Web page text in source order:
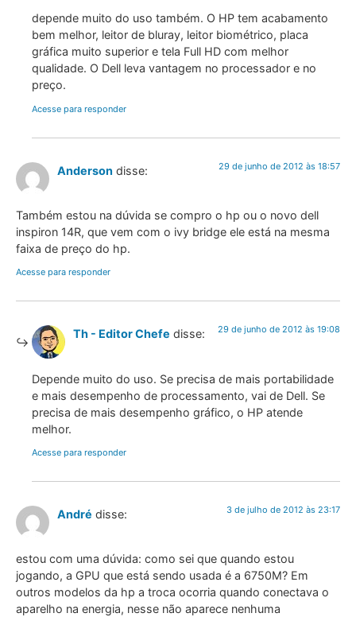
depende muito do uso também. O HP tem acabamento
bem melhor, leitor de bluray, leitor biométrico, placa
gráfica muito superior e tela Full HD com melhor
qualidade. O Dell leva vantagem no processador e no
preço.
Acesse para responder
Anderson disse: 29 de junho de 2012 às 18:57
Também estou na dúvida se compro o hp ou o novo dell
inspiron 14R, que vem com o ivy bridge ele está na mesma
faixa de preço do hp.
Acesse para responder
Th - Editor Chefe disse: 29 de junho de 2012 às 19:08
Depende muito do uso. Se precisa de mais portabilidade
e mais desempenho de processamento, vai de Dell. Se
precisa de mais desempenho gráfico, o HP atende
melhor.
Acesse para responder
André disse: 3 de julho de 2012 às 23:17
estou com uma dúvida: como sei que quando estou
jogando, a GPU que está sendo usada é a 6750M? Em
outros modelos da hp a troca ocorria quando conectava o
aparelho na energia, nesse não aparece nenhuma